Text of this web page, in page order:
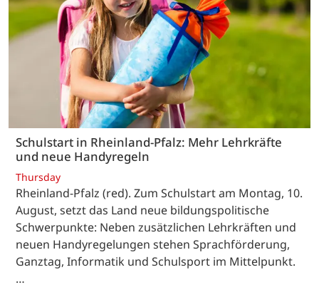
Schulstart in Rheinland-Pfalz: Mehr Lehrkräfte
und neue Handyregeln
Thursday
Rheinland-Pfalz (red). Zum Schulstart am Montag, 10.
August, setzt das Land neue bildungspolitische
Schwerpunkte: Neben zusätzlichen Lehrkräften und
neuen Handyregelungen stehen Sprachförderung,
Ganztag, Informatik und Schulsport im Mittelpunkt.
…